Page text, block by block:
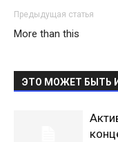
Предыдущая статья
More than this
ЭТО МОЖЕТ БЫТЬ